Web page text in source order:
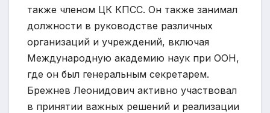
также членом ЦК КПСС. Он также занимал
должности в руководстве различных
организаций и учреждений, включая
Международную академию наук при ООН,
где он был генеральным секретарем.
Брежнев Леонидович активно участвовал
в принятии важных решений и реализации